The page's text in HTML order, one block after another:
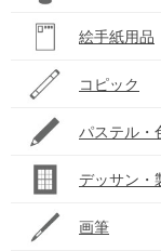
絵手紙用品
コピック
パステル・
デッサン・
画筆